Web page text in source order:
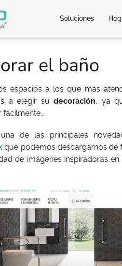
Soluciones
el baño
espacios a los que más
a elegir sudecoración, ya
fácilmente…
de las principales
que podemos descargarnos de
de imágenes inspiradoras